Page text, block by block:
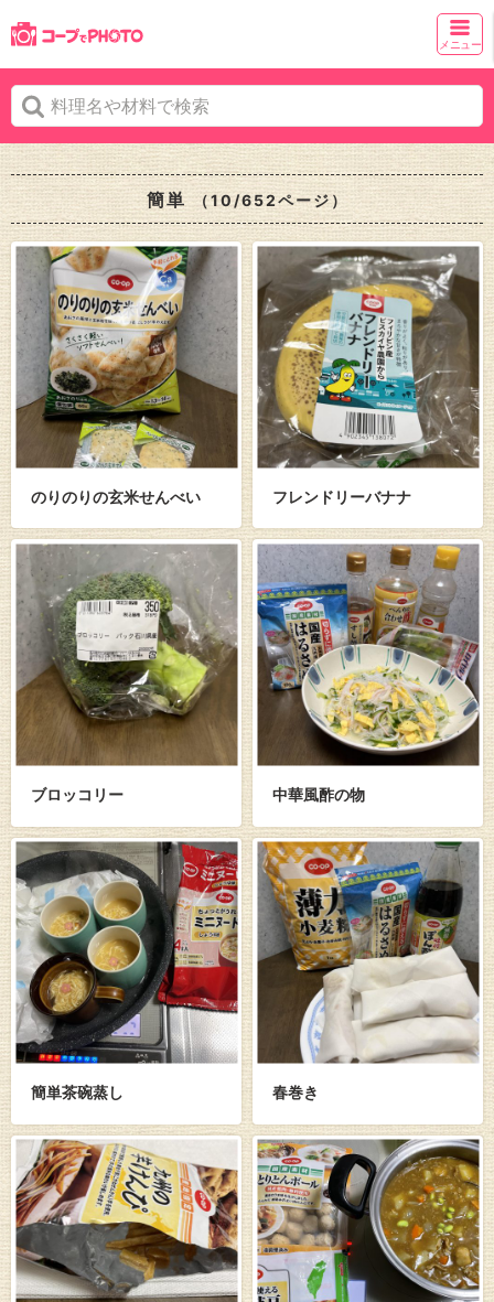
メニュー
簡単 （10/652ページ）
のりのりの玄米せんべい フレンドリーバナナ
ブロッコリー 中華風酢の物
簡単茶碗蒸し 春巻き